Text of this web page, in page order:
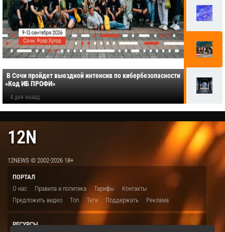
​ В Сочи пройдет выездной интенсив по кибербезопасности
«Код ИБ ПРОФИ»
4 дня назад
12N
12NEWS © 2002-2026 18+
ПОРТАЛ
О нас
Правила и политика Тарифы
Контакты
Предложить видео
Топ Теги Поддержать Реклама
РЕСУРСЫ